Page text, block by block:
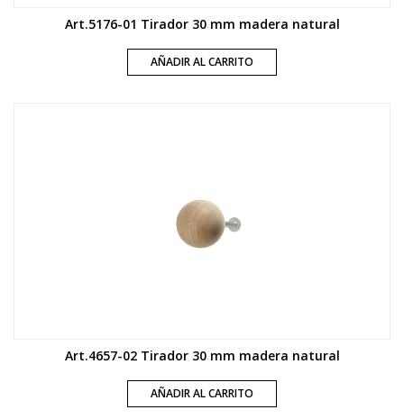
Art.5176-01 Tirador 30 mm madera natural
AÑADIR AL CARRITO
Art.4657-02 Tirador 30 mm madera natural
AÑADIR AL CARRITO